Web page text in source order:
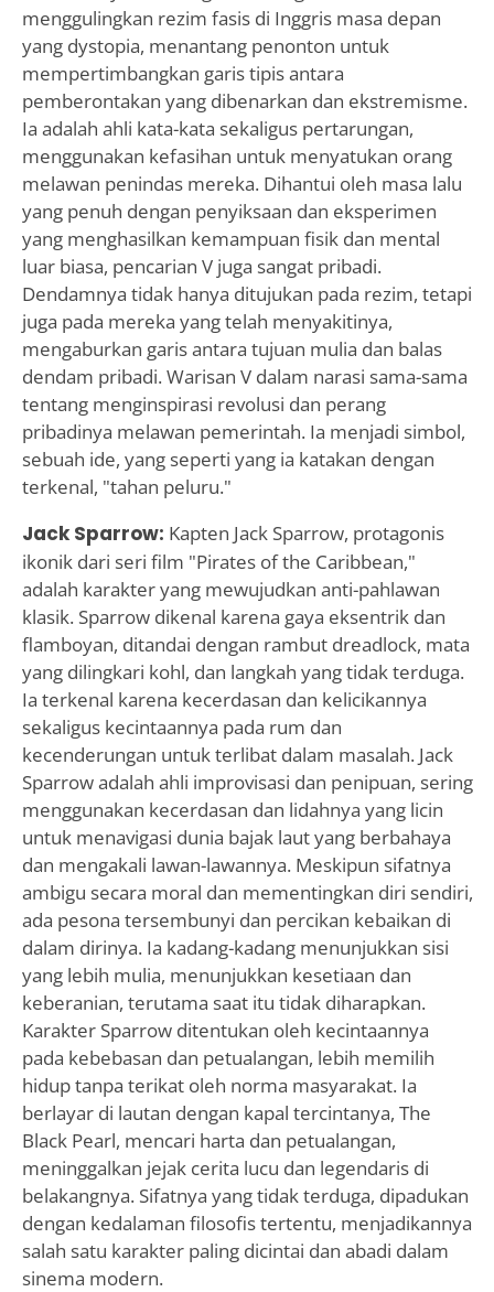
menggulingkan rezim fasis di Inggris masa depan
yang dystopia, menantang penonton untuk
mempertimbangkan garis tipis antara
pemberontakan yang dibenarkan dan ekstremisme.
Ia adalah ahli kata-kata sekaligus pertarungan,
menggunakan kefasihan untuk menyatukan orang
melawan penindas mereka. Dihantui oleh masa lalu
yang penuh dengan penyiksaan dan eksperimen
yang menghasilkan kemampuan fisik dan mental
luar biasa, pencarian V juga sangat pribadi.
Dendamnya tidak hanya ditujukan pada rezim, tetapi
juga pada mereka yang telah menyakitinya,
mengaburkan garis antara tujuan mulia dan balas
dendam pribadi. Warisan V dalam narasi sama-sama
tentang menginspirasi revolusi dan perang
pribadinya melawan pemerintah. Ia menjadi simbol,
sebuah ide, yang seperti yang ia katakan dengan
terkenal, "tahan peluru."
Jack Sparrow: Kapten Jack Sparrow, protagonis
ikonik dari seri film "Pirates of the Caribbean,"
adalah karakter yang mewujudkan anti-pahlawan
klasik. Sparrow dikenal karena gaya eksentrik dan
flamboyan, ditandai dengan rambut dreadlock, mata
yang dilingkari kohl, dan langkah yang tidak terduga.
Ia terkenal karena kecerdasan dan kelicikannya
sekaligus kecintaannya pada rum dan
kecenderungan untuk terlibat dalam masalah. Jack
Sparrow adalah ahli improvisasi dan penipuan, sering
menggunakan kecerdasan dan lidahnya yang licin
untuk menavigasi dunia bajak laut yang berbahaya
dan mengakali lawan-lawannya. Meskipun sifatnya
ambigu secara moral dan mementingkan diri sendiri,
ada pesona tersembunyi dan percikan kebaikan di
dalam dirinya. Ia kadang-kadang menunjukkan sisi
yang lebih mulia, menunjukkan kesetiaan dan
keberanian, terutama saat itu tidak diharapkan.
Karakter Sparrow ditentukan oleh kecintaannya
pada kebebasan dan petualangan, lebih memilih
hidup tanpa terikat oleh norma masyarakat. Ia
berlayar di lautan dengan kapal tercintanya, The
Black Pearl, mencari harta dan petualangan,
meninggalkan jejak cerita lucu dan legendaris di
belakangnya. Sifatnya yang tidak terduga, dipadukan
dengan kedalaman filosofis tertentu, menjadikannya
salah satu karakter paling dicintai dan abadi dalam
sinema modern.